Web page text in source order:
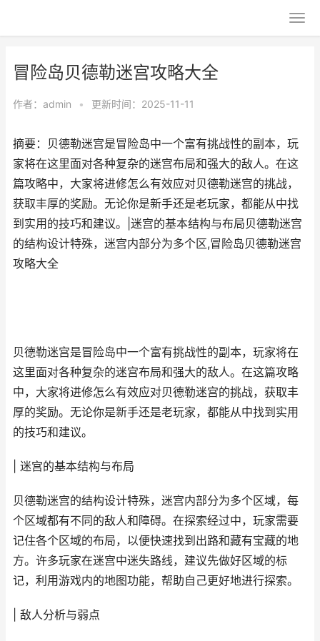
冒险岛贝德勒迷宫攻略大全
作者： admin • 更新时间：2025-11-11
摘要：贝德勒迷宫是冒险岛中一个富有挑战性的副本，玩
家将在这里面对各种复杂的迷宫布局和强大的敌人。在这
篇攻略中，大家将进修怎么有效应对贝德勒迷宫的挑战，
获取丰厚的奖励。无论你是新手还是老玩家，都能从中找
到实用的技巧和建议。|迷宫的基本结构与布局贝德勒迷宫
的结构设计特殊，迷宫内部分为多个区,冒险岛贝德勒迷宫
攻略大全
贝德勒迷宫是冒险岛中一个富有挑战性的副本，玩家将在
这里面对各种复杂的迷宫布局和强大的敌人。在这篇攻略
中，大家将进修怎么有效应对贝德勒迷宫的挑战，获取丰
厚的奖励。无论你是新手还是老玩家，都能从中找到实用
的技巧和建议。
| 迷宫的基本结构与布局
贝德勒迷宫的结构设计特殊，迷宫内部分为多个区域，每
个区域都有不同的敌人和障碍。在探索经过中，玩家需要
记住各个区域的布局，以便快速找到出路和藏有宝藏的地
方。许多玩家在迷宫中迷失路线，建议先做好区域的标
记，利用游戏内的地图功能，帮助自己更好地进行探索。
| 敌人分析与弱点